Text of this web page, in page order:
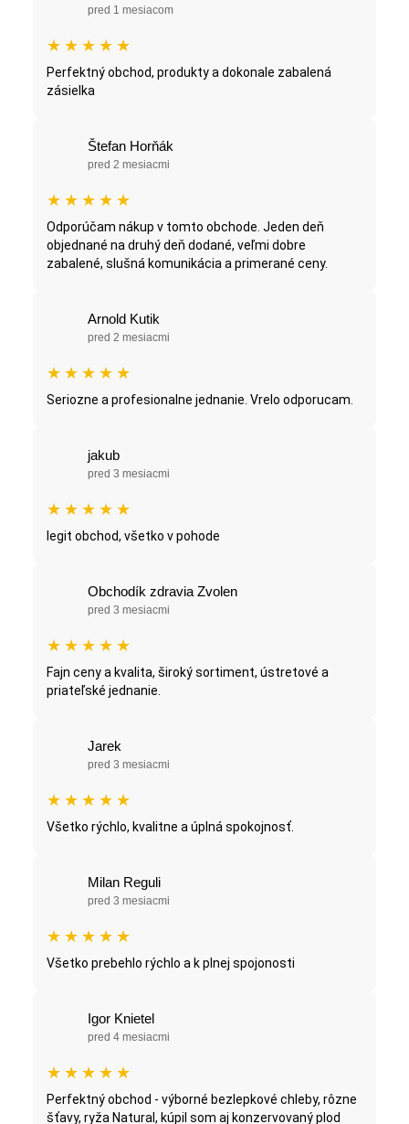
pred 1 mesiacom
★ ★ ★ ★ ★
Perfektný obchod, produkty a dokonale zabalená
zásielka
Štefan Horňák
pred 2 mesiacmi
★ ★ ★ ★ ★
Odporúčam nákup v tomto obchode. Jeden deň
objednané na druhý deň dodané, veľmi dobre
zabalené, slušná komunikácia a primerané ceny.
Arnold Kutik
pred 2 mesiacmi
★ ★ ★ ★ ★
Seriozne a profesionalne jednanie. Vrelo odporucam.
jakub
pred 3 mesiacmi
★ ★ ★ ★ ★
legit obchod, všetko v pohode
Obchodík zdravia Zvolen
pred 3 mesiacmi
★ ★ ★ ★ ★
Fajn ceny a kvalita, široký sortiment, ústretové a
priateľské jednanie.
Jarek
pred 3 mesiacmi
★ ★ ★ ★ ★
Všetko rýchlo, kvalitne a úplná spokojnosť.
Milan Reguli
pred 3 mesiacmi
★ ★ ★ ★ ★
Všetko prebehlo rýchlo a k plnej spojonosti
Igor Knietel
pred 4 mesiacmi
★ ★ ★ ★ ★
Perfektný obchod - výborné bezlepkové chleby, rôzne
šťavy, ryža Natural, kúpil som aj konzervovaný plod